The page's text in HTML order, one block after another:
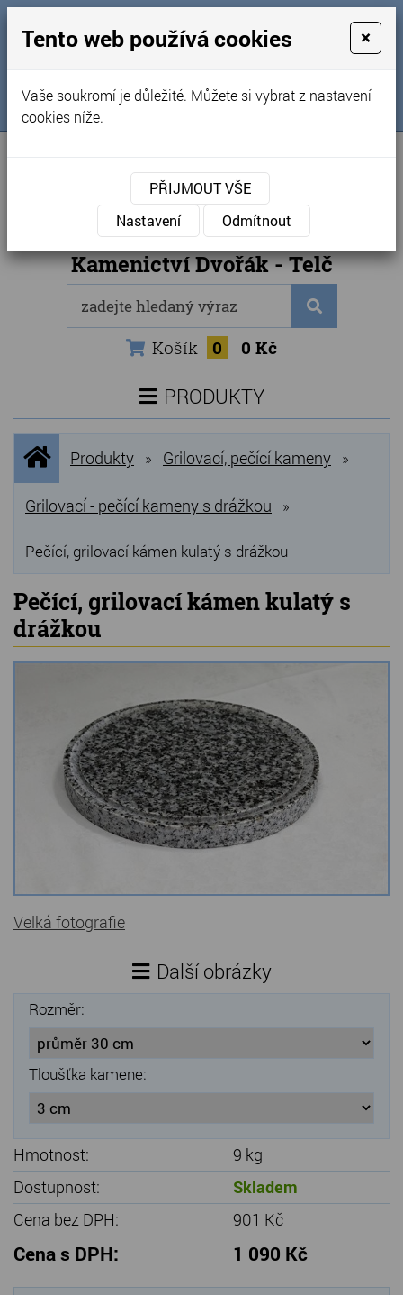
Obchodní podmínky
Kontakty
Naše kamenictví
Sledujte nás na FB
Internetový obchod
Kamenictví Dvořák - Telč
Košík 0 0 Kč
PRODUKTY
NOVINKY
NEJPRODÁVANĚJŠÍ
VÝPRODEJ
Produkty
Grilovací, pečící kameny
Lávové grilovací kameny
Kamenné truhlíky
Chladící kostky a puky
Doplňky do kuchyně
Hřbitovní doplňky
Zvířecí náhrobky a pomníčky
Kamenné stoly, konferenční stolky
Štípané kamenné obklady
Gabiony, gabionový kámen
Údržba a čištění kamene
Úvodní
stránka
Produkty » Grilovací, pečící kameny »
Grilovací - pečící kameny s drážkou »
Pečící, grilovací kámen kulatý s drážkou
Pečící, grilovací kámen kulatý s
drážkou
Velká fotografie
Další obrázky
Rozměr:
Tloušťka kamene:
Hmotnost:
9 kg
Dostupnost:
Skladem
Cena bez DPH:
901 Kč
Cena s DPH: 1 090 Kč
Tento web používá cookies ×
Vaše soukromí je důležité. Můžete si vybrat z nastavení
cookies níže.
PŘIJMOUT VŠE
Nastavení
Odmítnout